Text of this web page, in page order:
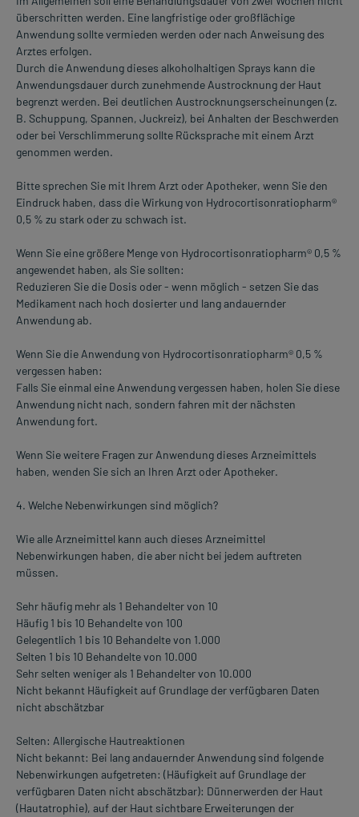
überschritten werden. Eine langfristige oder großflächige
Anwendung sollte vermieden werden oder nach Anweisung des
Arztes erfolgen.
Durch die Anwendung dieses alkoholhaltigen Sprays kann die
Anwendungsdauer durch zunehmende Austrocknung der Haut
begrenzt werden. Bei deutlichen Austrocknungserscheinungen (z.
B. Schuppung, Spannen, Juckreiz), bei Anhalten der Beschwerden
oder bei Verschlimmerung sollte Rücksprache mit einem Arzt
genommen werden.
Bitte sprechen Sie mit Ihrem Arzt oder Apotheker, wenn Sie den
Eindruck haben, dass die Wirkung von Hydrocortisonratiopharm®
0,5 % zu stark oder zu schwach ist.
Wenn Sie eine größere Menge von Hydrocortisonratiopharm® 0,5 %
angewendet haben, als Sie sollten:
Reduzieren Sie die Dosis oder - wenn möglich - setzen Sie das
Medikament nach hoch dosierter und lang andauernder
Anwendung ab.
Wenn Sie die Anwendung von Hydrocortisonratiopharm® 0,5 %
vergessen haben:
Falls Sie einmal eine Anwendung vergessen haben, holen Sie diese
Anwendung nicht nach, sondern fahren mit der nächsten
Anwendung fort.
Wenn Sie weitere Fragen zur Anwendung dieses Arzneimittels
haben, wenden Sie sich an Ihren Arzt oder Apotheker.
4. Welche Nebenwirkungen sind möglich?
Wie alle Arzneimittel kann auch dieses Arzneimittel
Nebenwirkungen haben, die aber nicht bei jedem auftreten
müssen.
Sehr häufig mehr als 1 Behandelter von 10
Häufig 1 bis 10 Behandelte von 100
Gelegentlich 1 bis 10 Behandelte von 1.000
Selten 1 bis 10 Behandelte von 10.000
Sehr selten weniger als 1 Behandelter von 10.000
Nicht bekannt Häufigkeit auf Grundlage der verfügbaren Daten
nicht abschätzbar
Selten: Allergische Hautreaktionen
Nicht bekannt: Bei lang andauernder Anwendung sind folgende
Nebenwirkungen aufgetreten: (Häufigkeit auf Grundlage der
verfügbaren Daten nicht abschätzbar): Dünnerwerden der Haut
(Hautatrophie), auf der Haut sichtbare Erweiterungen der